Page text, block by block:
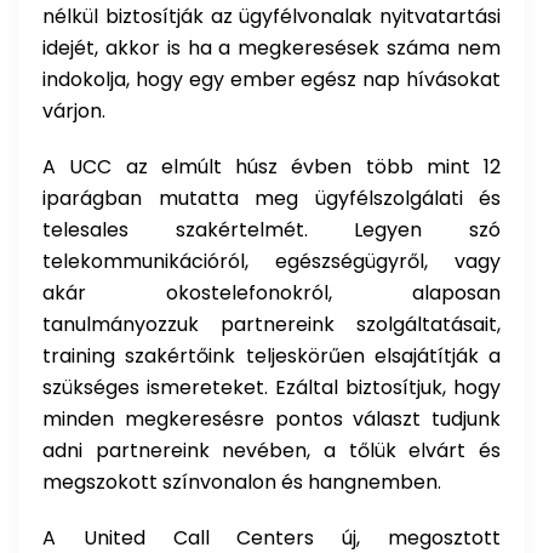
nélkül biztosítják az ügyfélvonalak nyitvatartási
idejét, akkor is ha a megkeresések száma nem
indokolja, hogy egy ember egész nap hívásokat
várjon.
A UCC az elmúlt húsz évben több mint 12
iparágban mutatta meg ügyfélszolgálati és
telesales szakértelmét. Legyen szó
telekommunikációról, egészségügyről, vagy
akár okostelefonokról, alaposan
tanulmányozzuk partnereink szolgáltatásait,
training szakértőink teljeskörűen elsajátítják a
szükséges ismereteket. Ezáltal biztosítjuk, hogy
minden megkeresésre pontos választ tudjunk
adni partnereink nevében, a tőlük elvárt és
megszokott színvonalon és hangnemben.
A United Call Centers új, megosztott